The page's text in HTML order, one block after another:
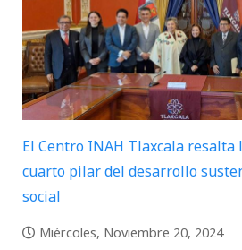
El Centro INAH Tlaxcala resalta
cuarto pilar del desarrollo
social
Miércoles, Noviembre 20, 2024